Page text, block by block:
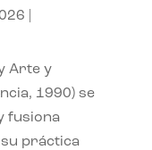
Arte y
1990) se
fusiona
práctica